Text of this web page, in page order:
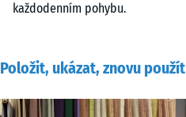
každodenním pohybu.
Položit, ukázat, znovu použít